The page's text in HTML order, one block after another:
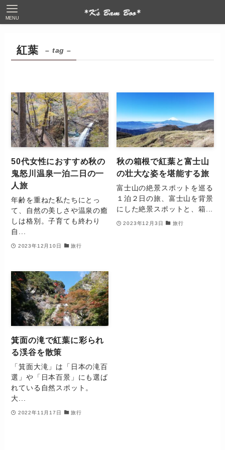
MENU
紅葉 – tag –
50代女性におすすめ秋の
鬼怒川温泉一泊二日の一
人旅
年齢を重ねた私たちにとっ
て、自然の美しさや温泉の癒
しは格別。子育ても終わり
自...
2023年12月10日 旅行
秋の箱根で紅葉と富士山
の壮大な姿を堪能する旅
富士山の絶景スポットを巡る
１泊２日の旅、富士山を背景
にした絶景スポットと、箱...
2023年12月3日 旅行
箕面の滝で紅葉に彩られ
る渓谷を散策
「箕面大滝」は「日本の滝百
選」や「日本百景」にも選ば
れている自然スポット。
大...
2022年11月17日 旅行